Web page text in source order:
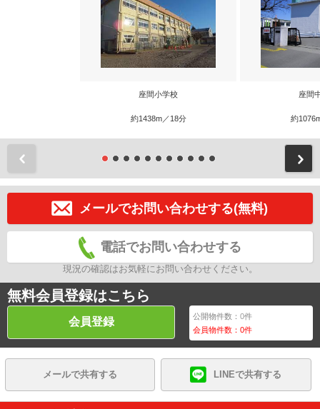
座間小学校
約1438m／18分
座間
約
メールでお問い合わせする(無料)
電話でお問い合わせする
現況の確認はお気軽にお問い合わせください。
無料会員登録はこちら
会員登録 公開物件数：0件
会員物件数：0件
メールで共有する LINEで共有する